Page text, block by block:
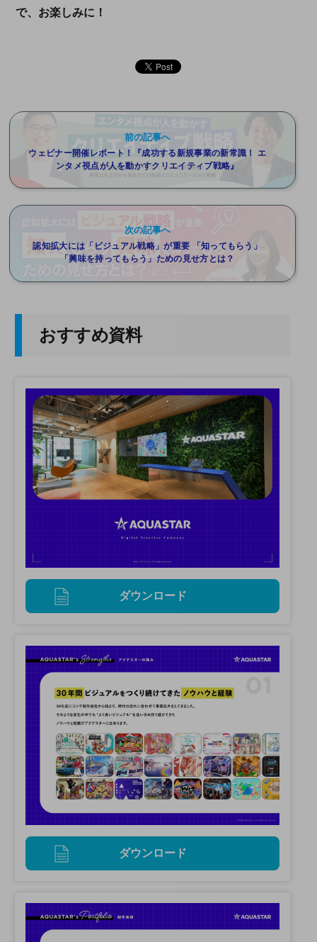
で、お楽しみに！
前の記事へ
ウェビナー開催レポート！『成功する新規事業の新常識！ エ
ンタメ視点が人を動かすクリエイティブ戦略』
次の記事へ
認知拡大には「ビジュアル戦略」が重要 「知ってもらう」
「興味を持ってもらう」ための見せ方とは？
おすすめ資料
ダウンロード
ダウンロード